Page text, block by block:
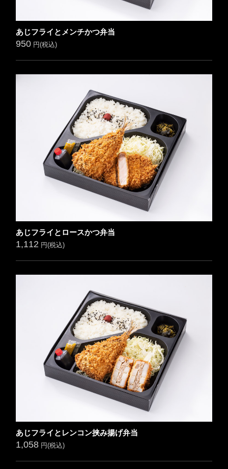
あじフライとメンチかつ弁当
950 円(税込)
あじフライとロースかつ弁当
1,112 円(税込)
あじフライとレンコン挟み揚げ弁当
1,058 円(税込)